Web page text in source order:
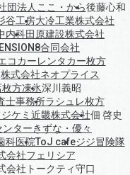
団法人ここ・から後藤心和
谷工房大冷工業株式会社
内科田原建設株式会社
合同会社
コカーレンタカー枚方
株式会社ネオプライス
枚方凍氷深川義昭
士事務所ラシュレ枚方
ジケミ近畿株式会社佃 啓史
ターきずな・優々
科医院ToJ cafeジジ冒険隊
会社フェリシア
会社トークティ守口